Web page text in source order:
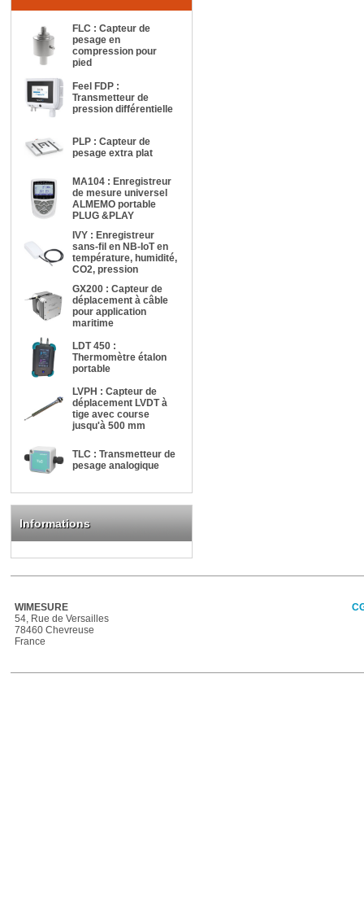
FLC : Capteur de
pesage en
compression pour
pied
Feel FDP :
Transmetteur de
pression différentielle
PLP : Capteur de
pesage extra plat
MA104 : Enregistreur
de mesure universel
ALMEMO portable
PLUG &PLAY
IVY : Enregistreur
sans-fil en NB-IoT en
température, humidité,
CO2, pression
GX200 : Capteur de
déplacement à câble
pour application
maritime
LDT 450 :
Thermomètre étalon
portable
LVPH : Capteur de
déplacement LVDT à
tige avec course
jusqu'à 500 mm
TLC : Transmetteur de
pesage analogique
Informations
WIMESURE
54, Rue de Versailles
78460 Chevreuse
France